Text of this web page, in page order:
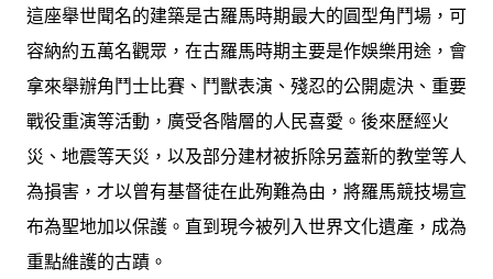
這座舉世聞名的建築是古羅馬時期最大的圓型角鬥場，可
容納約五萬名觀眾，在古羅馬時期主要是作娛樂用途，會
拿來舉辦角鬥士比賽、鬥獸表演、殘忍的公開處決、重要
戰役重演等活動，廣受各階層的人民喜愛。後來歷經火
災、地震等天災，以及部分建材被拆除另蓋新的教堂等人
為損害，才以曾有基督徒在此殉難為由，將羅馬競技場宣
布為聖地加以保護。直到現今被列入世界文化遺產，成為
重點維護的古蹟。